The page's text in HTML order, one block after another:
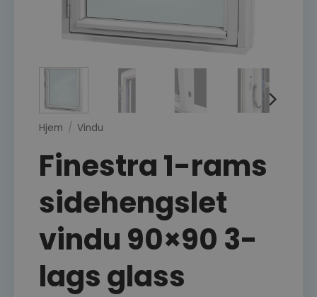
Hjem / Vindu
Finestra 1-rams
sidehengslet
vindu 90×90 3-
lags glass